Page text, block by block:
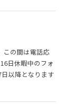
この間は電話応
日休暇中のフォ
以降となります